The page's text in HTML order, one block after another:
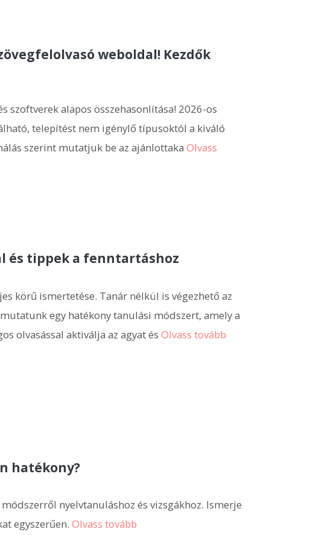
weboldal! Kezdők
szoftverek alapos összehasonlítása! 2026-os
telepítést nem igénylő típusoktól a kiváló
szerint mutatjuk be az ajánlottaka Olvass
és tippek a fenntartáshoz
körű ismertetése. Tanár nélkül is végezhető az
egy hatékony tanulási módszert, amely a
olvasással aktiválja az agyat és Olvass tovább
hatékony?
nyelvtanuláshoz és vizsgákhoz. Ismerje
egyszerűen. Olvass tovább